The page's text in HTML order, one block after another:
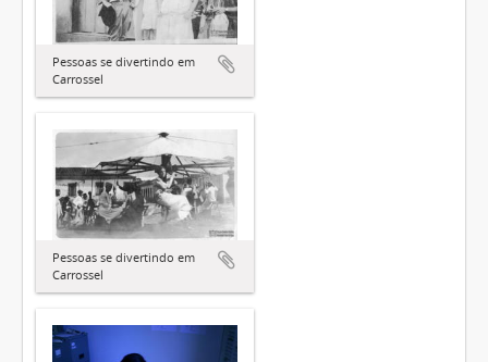
Pessoas se divertindo em
Carrossel
Pessoas se divertindo em
Carrossel